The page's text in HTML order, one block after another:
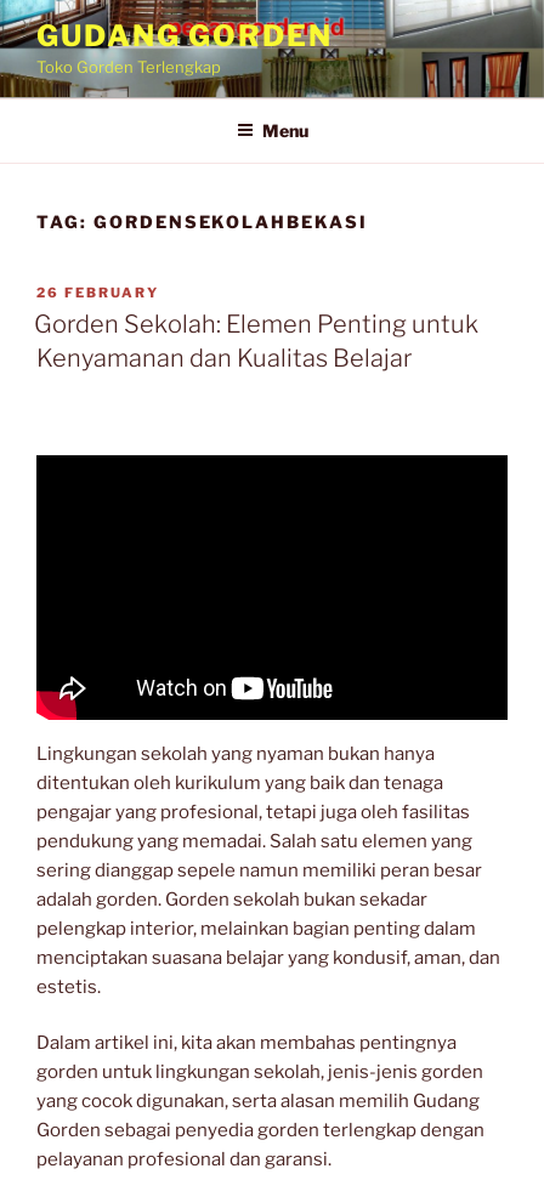
Skip
to
content
GUDANG GORDEN
Toko Gorden Terlengkap
Menu
TAG: GORDENSEKOLAHBEKASI
POSTED
ON
26 FEBRUARY
Gorden Sekolah: Elemen Penting untuk
Kenyamanan dan Kualitas Belajar
Lingkungan sekolah yang nyaman bukan hanya
ditentukan oleh kurikulum yang baik dan tenaga
pengajar yang profesional, tetapi juga oleh fasilitas
pendukung yang memadai. Salah satu elemen yang
sering dianggap sepele namun memiliki peran besar
adalah gorden. Gorden sekolah bukan sekadar
pelengkap interior, melainkan bagian penting dalam
menciptakan suasana belajar yang kondusif, aman, dan
estetis.
Dalam artikel ini, kita akan membahas pentingnya
gorden untuk lingkungan sekolah, jenis-jenis gorden
yang cocok digunakan, serta alasan memilih Gudang
Gorden sebagai penyedia gorden terlengkap dengan
pelayanan profesional dan garansi.